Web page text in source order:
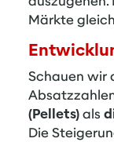
Märkte
Schauen wir
(Pellets)als
Die